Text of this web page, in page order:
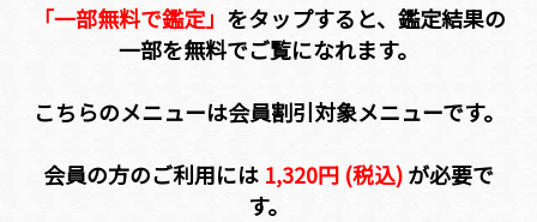
「一部無料で鑑定」 をタップすると、鑑定結果の
一部を無料でご覧になれます。
こちらのメニューは会員割引対象メニューです。
会員の方のご利用には 1,320円 (税込)が必要で
す。